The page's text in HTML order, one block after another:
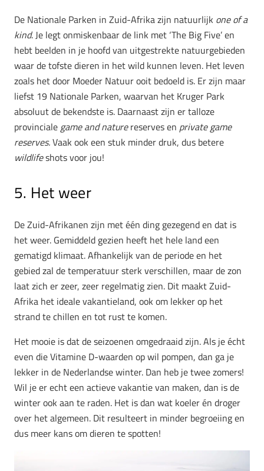
De Nationale Parken in Zuid-Afrika zijn natuurlijk one of a
kind. Je legt onmiskenbaar de link met ‘The Big Five’ en
hebt beelden in je hoofd van uitgestrekte natuurgebieden
waar de tofste dieren in het wild kunnen leven. Het leven
zoals het door Moeder Natuur ooit bedoeld is. Er zijn maar
liefst 19 Nationale Parken, waarvan het Kruger Park
absoluut de bekendste is. Daarnaast zijn er talloze
provincialegame and naturereserves en private game
reserves.Vaak ook een stuk minder druk, dus betere
wildlifeshots voor jou!
5. Het weer
De Zuid-Afrikanen zijn met één ding gezegend en dat is
het weer. Gemiddeld gezien heeft het hele land een
gematigd klimaat. Afhankelijk van de periode en het
gebied zal de temperatuur sterk verschillen, maar de zon
laat zich er zeer, zeer regelmatig zien. Dit maakt Zuid-
Afrika het ideale vakantieland, ook om lekker op het
strand te chillen en tot rust te komen.
Het mooie is dat de seizoenen omgedraaid zijn. Als je écht
even die Vitamine D-waarden op wil pompen, dan ga je
lekker in de Nederlandse winter. Dan heb je twee zomers!
Wil je er echt een actieve vakantie van maken, dan is de
winter ook aan te raden. Het is dan wat koeler én droger
over het algemeen. Dit resulteert in minder begroeiing en
dus meer kans om dieren te spotten!